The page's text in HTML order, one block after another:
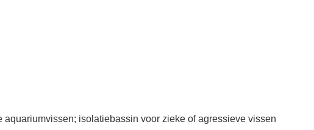
isolatiebassin voor zieke of agressieve vissen